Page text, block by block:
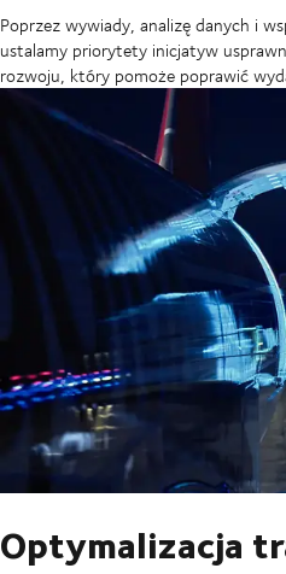
Poprzez wywiady, analizę danych i
ustalamy priorytety inicjatyw
rozwoju, który pomoże poprawić
Optymalizacja